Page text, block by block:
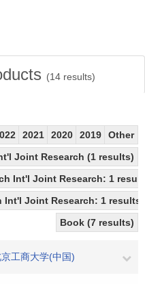
(14results)
2021 2020 2019
Other
Joint Research (1 results)
Int'l Joint Research: 1
Joint Research: 1 results)
Book (7 results)
工商大学(中国)